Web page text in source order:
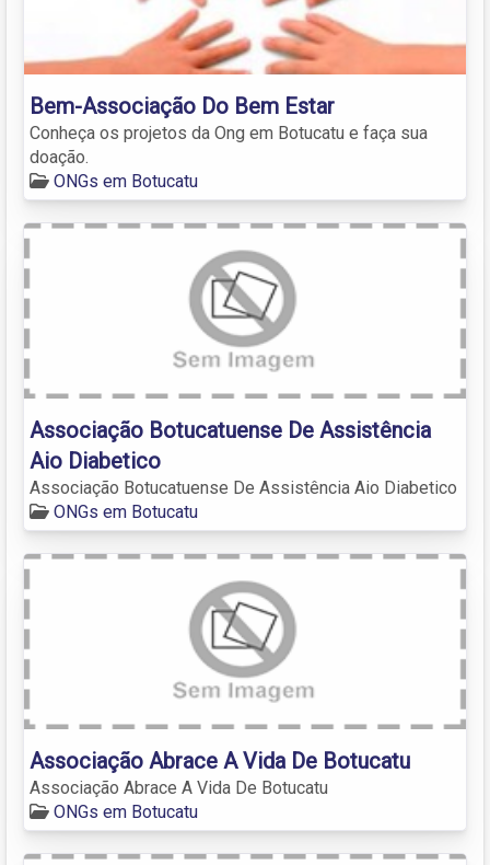
Bem-Associação Do Bem Estar
Conheça os projetos da Ong em Botucatu e faça sua
doação.
ONGs em Botucatu
Associação Botucatuense De Assistência
Aio Diabetico
Associação Botucatuense De Assistência Aio Diabetico
ONGs em Botucatu
Associação Abrace A Vida De Botucatu
Associação Abrace A Vida De Botucatu
ONGs em Botucatu